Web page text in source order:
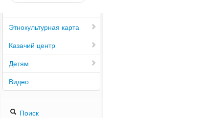
Этнокультурная карта
Казачий центр
Детям
Видео
Поиск